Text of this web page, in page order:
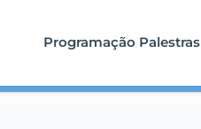
Programação Palestras